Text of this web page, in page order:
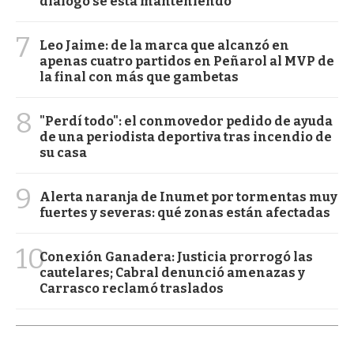
7
Leo Jaime: de la marca que alcanzó en
apenas cuatro partidos en Peñarol al MVP de
la final con más que gambetas
8
"Perdí todo": el conmovedor pedido de ayuda
de una periodista deportiva tras incendio de
su casa
9
Alerta naranja de Inumet por tormentas muy
fuertes y severas: qué zonas están afectadas
10Conexión Ganadera: Justicia prorrogó las
cautelares; Cabral denunció amenazas y
Carrasco reclamó traslados